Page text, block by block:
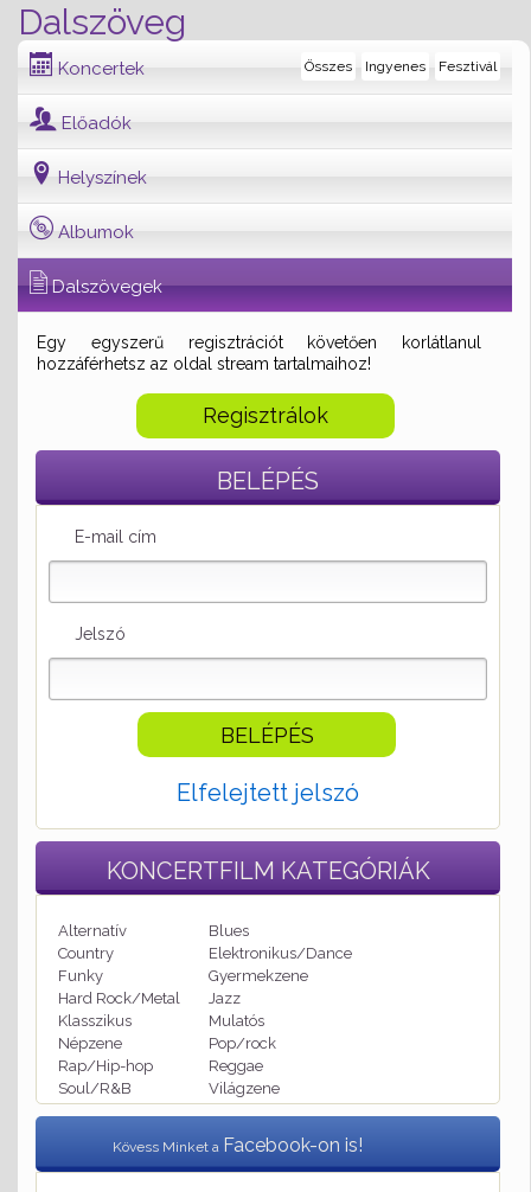
Dalszöveg
Koncertek Fesztivál
Ingyenes
Összes
Előadók
Helyszínek
Albumok
Dalszövegek
Egy egyszerű regisztrációt követően korlátlanul
hozzáférhetsz az oldal stream tartalmaihoz!
Regisztrálok
BELÉPÉS
E-mail cím
Jelszó
Elfelejtett jelszó
KONCERTFILM KATEGÓRIÁK
Alternatív
Blues
Country
Elektronikus/Dance
Funky
Gyermekzene
Hard Rock/Metal
Jazz
Klasszikus
Mulatós
Népzene
Pop/rock
Rap/Hip-hop
Reggae
Soul/R&B
Világzene
Kövess Minket a Facebook-on is!